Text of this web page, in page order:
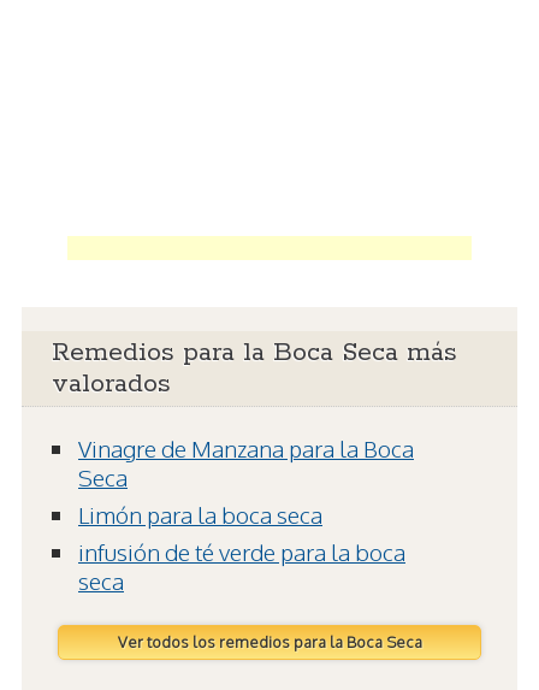
Remedios para la Boca Seca más
valorados
Vinagre de Manzana para la Boca
Seca
Limón para la boca seca
infusión de té verde para la boca
seca
Ver todos los remedios para la Boca Seca